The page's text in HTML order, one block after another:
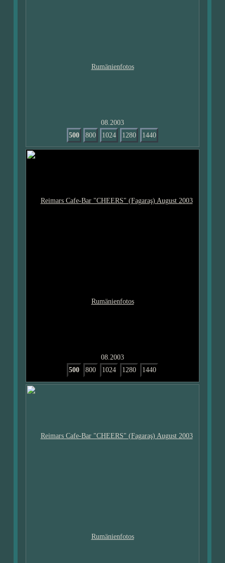
08.2003
500
800 1024 1280 1440
08.2003
500
800 1024 1280 1440